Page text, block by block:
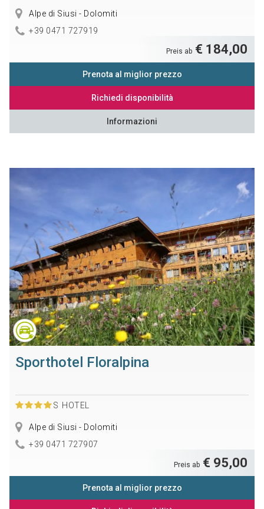
Alpe di Siusi - Dolomiti
+39 0471 727919
Preis ab € 184,00
Prenota al miglior prezzo
Richiedi disponibilità
Informazioni
Sporthotel Floralpina
S HOTEL
Alpe di Siusi - Dolomiti
+39 0471 727907
Preis ab € 95,00
Prenota al miglior prezzo